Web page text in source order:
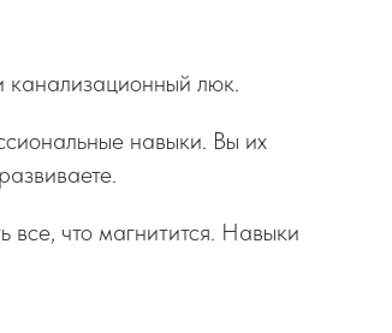
канализационный люк.
навыки. Вы их
все, что магнитится. Навыки